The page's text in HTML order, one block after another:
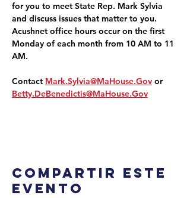
for you to meet State Rep. Mark Sylvia
and discuss issues that matter to you.
Acushnet office hours occur on the first
Monday of each month from 10 AM to 11
AM.
Contact Mark.Sylvia@MaHouse.Gov or
Betty.DeBenedictis@MaHouse.Gov
Compartir este
evento